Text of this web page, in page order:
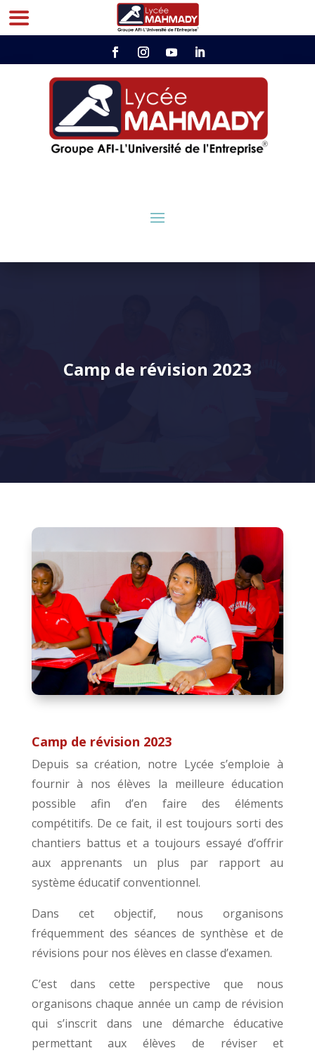
Camp de révision 2023
Camp de révision 2023
Depuis sa création, notre Lycée s’emploie à
fournir à nos élèves la meilleure éducation
possible afin d’en faire des éléments
compétitifs. De ce fait, il est toujours sorti des
chantiers battus et a toujours essayé d’offrir
aux apprenants un plus par rapport au
système éducatif conventionnel.
Dans cet objectif, nous organisons
fréquemment des séances de synthèse et de
révisions pour nos élèves en classe d’examen.
C’est dans cette perspective que nous
organisons chaque année un camp de révision
qui s’inscrit dans une démarche éducative
permettant aux élèves de réviser et